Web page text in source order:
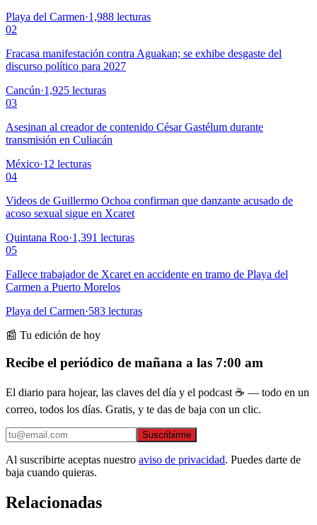
Playa del Carmen·1,988 lecturas
02
Fracasa manifestación contra Aguakan; se exhibe desgaste del
discurso político para 2027
Cancún·1,925 lecturas
03
Asesinan al creador de contenido César Gastélum durante
transmisión en Culiacán
México·12 lecturas
04
Videos de Guillermo Ochoa confirman que danzante acusado de
acoso sexual sigue en Xcaret
Quintana Roo·1,391 lecturas
05
Fallece trabajador de Xcaret en accidente en tramo de Playa del
Carmen a Puerto Morelos
Playa del Carmen·583 lecturas
📰 Tu edición de hoy
Recibe el periódico de mañana a las 7:00 am
El diario para hojear, las claves del día y el podcast ☕ — todo en un
correo, todos los días. Gratis, y te das de baja con un clic.
Suscribirme
Al suscribirte aceptas nuestro aviso de privacidad. Puedes darte de
baja cuando quieras.
Relacionadas